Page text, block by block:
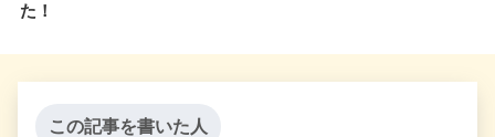
た！
この記事を書いた人